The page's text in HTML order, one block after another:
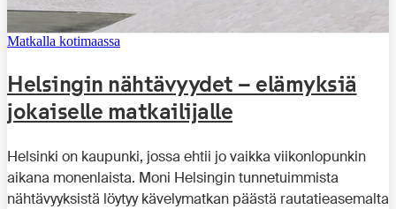
Matkalla kotimaassa
Helsingin nähtävyydet – elämyksiä
jokaiselle matkailijalle
Helsinki on kaupunki, jossa ehtii jo vaikka viikonlopunkin
aikana monenlaista. Moni Helsingin tunnetuimmista
nähtävyyksistä löytyy kävelymatkan päästä rautatieasemalta